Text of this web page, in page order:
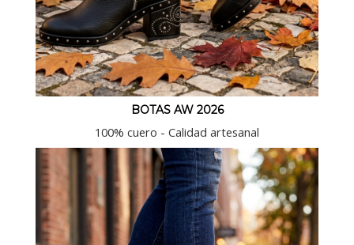
BOTAS AW 2026
100% cuero - Calidad artesanal